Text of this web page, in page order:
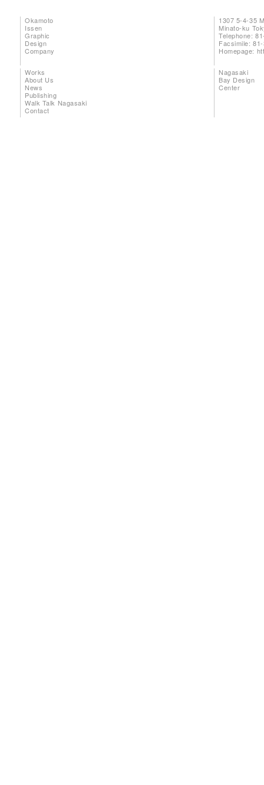
Okamoto
Issen
Graphic
Design
Company
1307 5-4-35
Minato-ku
Telephone:
Facsimile:
Homepage:
Works
About Us
News
Publishing
Walk Talk Nagasaki
Contact
Nagasaki
Bay Design
Center